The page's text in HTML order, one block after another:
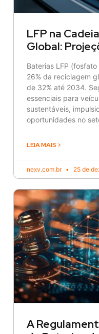
LFP na
Global:
Baterias LFP
26% da reciclagem
de 32% até 2034.
essenciais para
sustentáveis,
oportunidades no
LEIA MAIS >
nexv.com.br 25 de
A